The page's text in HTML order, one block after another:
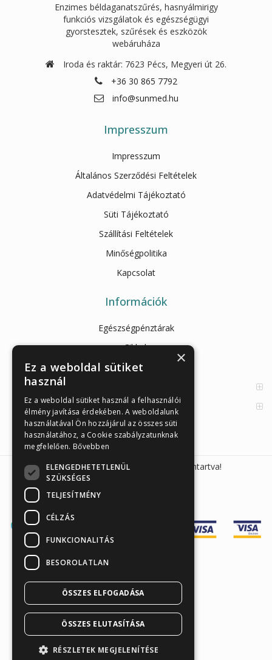
Enzimes béldaganatszűrés, hasnyálmirigy
funkciós vizsgálatok és egészségügyi
gyorstesztek, szűrések és eszközök
webáruháza
Iroda és raktár: 7623 Pécs, Megyeri út 26.
+36 30 865 7792
info@sunmed.hu
Impresszum
Impresszum
Általános Szerződési Feltételek
Adatvédelmi Tájékoztató
Süti Tájékoztató
Szállítási Feltételek
Minőségpolitika
Kapcsolat
Információk
Egészségpénztárak
Cikkek
Az Önellenörző Tesztek
Orvosi információk
Sunmed Kft. 2026 © Minden jog fenntartva!
Árukereső.hu
×
Ez a weboldal sütiket
használ
Ez a weboldal sütiket használ a felhasználói
élmény javítása érdekében. A weboldalunk
használatával Ön hozzájárul az összes süti
használatához, a Cookie szabályzatunknak
megfelelően. Bővebben
ELENGEDHETETLENÜL
SZÜKSÉGES
TELJESÍTMÉNY
CÉLZÁS
FUNKCIONALITÁS
BESOROLATLAN
ÖSSZES ELFOGADÁSA
ÖSSZES ELUTASÍTÁSA
RÉSZLETEK MEGJELENÍTÉSE